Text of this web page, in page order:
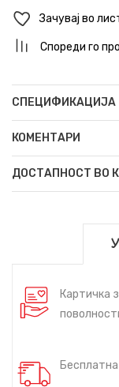
Зачувај во
Спореди го
СПЕЦИФИКАЦИЈА
КОМЕНТАРИ
ДОСТАПНОСТ ВО
Картичка